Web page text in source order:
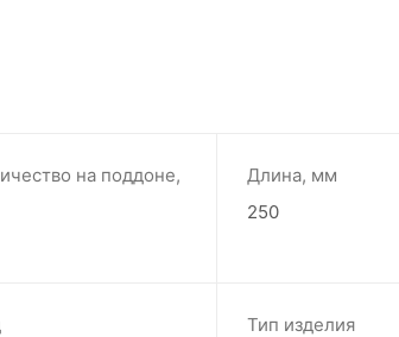
на поддоне,
Длина, мм
250
Тип изделия